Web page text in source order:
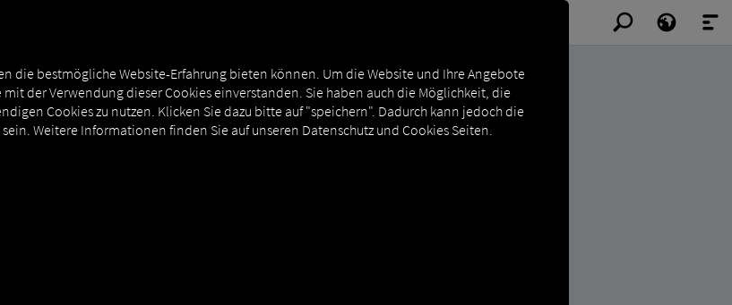
die bestmögliche Website-Erfahrung bieten können. Um die Website und Ihre Angebote
der Verwendung dieser Cookies einverstanden. Sie haben auch die Möglichkeit, die
Cookies zu nutzen. Klicken Sie dazu bitte auf "speichern". Dadurch kann jedoch die
Weitere Informationen finden Sie auf unseren Datenschutz und Cookies Seiten.